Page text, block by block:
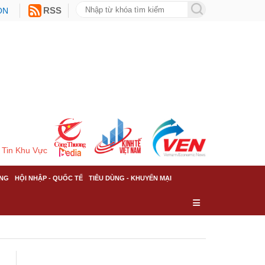
RSS
Tin Khu Vực
HỘI NHẬP - QUỐC TẾ TIÊU DÙNG - KHUYẾN MẠI